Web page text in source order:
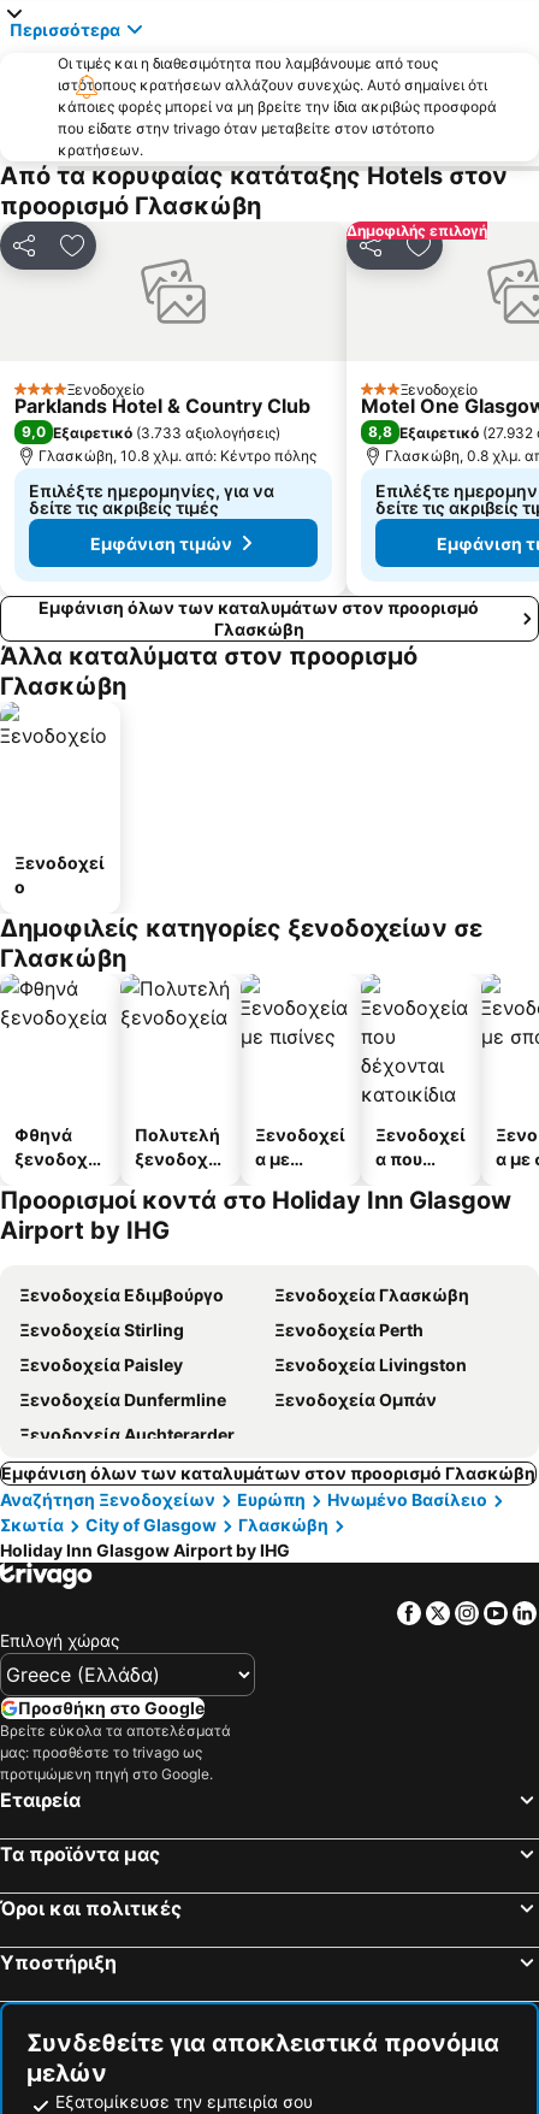
Περισσότερα
Οι τιμές και η διαθεσιμότητα που λαμβάνουμε από τους
ιστότοπους κρατήσεων αλλάζουν συνεχώς. Αυτό σημαίνει ότι
κάποιες φορές μπορεί να μη βρείτε την ίδια ακριβώς προσφορά
που είδατε στην trivago όταν μεταβείτε στον ιστότοπο
κρατήσεων.
Από τα κορυφαίας κατάταξης Hotels στον
προορισμό Γλασκώβη
ΚοινοποίησηΠροσθήκη στα αγαπημένα
4 ΑστέριαΞενοδοχείο
Parklands Hotel & Country Club
9,0 Εξαιρετικό (3.733 αξιολογήσεις)
Γλασκώβη, 10.8 χλμ. από: Κέντρο πόλης
Επιλέξτε ημερομηνίες, για να
δείτε τις ακριβείς τιμές
Εμφάνιση τιμών
Δημοφιλής επιλογή
ΚοινοποίησηΠροσθήκη
3 ΑστέριαΞενοδοχείο
Motel One
8,8 Εξαιρετικό (27.932
Γλασκώβη, 0.8 χλμ.
Επιλέξτε
δείτε τις ακριβείς
Εμφάνιση
Εμφάνιση όλων των καταλυμάτων στον προορισμό
Γλασκώβη
Άλλα καταλύματα στον προορισμό
Γλασκώβη
Ξενοδοχεί
ο
Δημοφιλείς κατηγορίες ξενοδοχείων σε
Γλασκώβη
Φθηνά
ξενοδοχεί
Πολυτελή
ξενοδοχεί
Ξενοδοχεί
α με
Ξενοδοχεί
α που
κατοικίδι
α με
Προορισμοί κοντά στο Holiday Inn Glasgow
Airport by IHG
Ξενοδοχεία Εδιμβούργο
Ξενοδοχεία Γλασκώβη
Ξενοδοχεία Stirling
Ξενοδοχεία Perth
Ξενοδοχεία Paisley
Ξενοδοχεία Livingston
Ξενοδοχεία Dunfermline
Ξενοδοχεία Ομπάν
Ξενοδοχεία Auchterarder
Εμφάνιση όλων των καταλυμάτων στον προορισμό Γλασκώβη
Αναζήτηση Ξενοδοχείων
Ευρώπη
Ηνωμένο Βασίλειο
Σκωτία
City of Glasgow
Γλασκώβη
Holiday Inn Glasgow Airport by IHG
Facebook
Twitter
Επιλογή χώρας
Προσθήκη στο Google
Βρείτε εύκολα τα αποτελέσματά
μας: προσθέστε το trivago ως
προτιμώμενη πηγή στο Google.
Εταιρεία
Τα προϊόντα μας
Όροι και πολιτικές
Υποστήριξη
Συνδεθείτε για αποκλειστικά προνόμια
μελών
Εξατομίκευσε την εμπειρία σου